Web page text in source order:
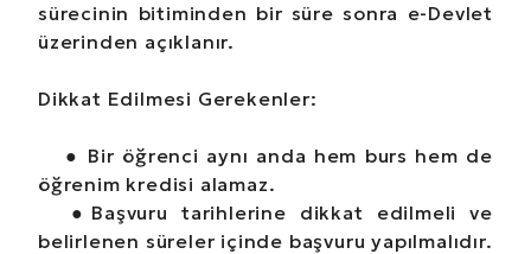
sürecinin bitiminden bir süre sonra e-Devlet
üzerinden açıklanır.
Dikkat Edilmesi Gerekenler:
● Bir öğrenci aynı anda hem burs hem de
öğrenim kredisi alamaz.
● Başvuru tarihlerine dikkat edilmeli ve
belirlenen süreler içinde başvuru yapılmalıdır.